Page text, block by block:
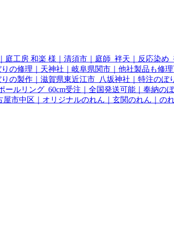
庭工房 和楽 様｜清須市｜庭師_袢天｜反応染め
の修理｜天神社｜岐阜県関市｜他社製品も修
の製作｜滋賀県東近江市_八坂神社｜特注のぼ
ールリング_60cm受注｜全国発送可能｜奉納の
屋市中区｜オリジナルのれん｜玄関のれん｜の